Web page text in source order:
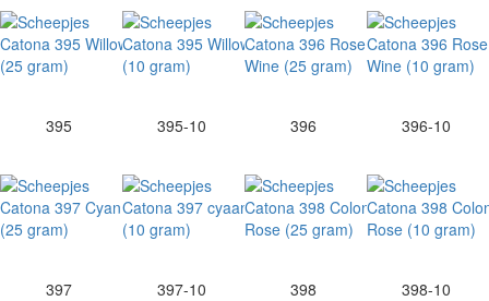
395 395-10 396 396-10
397 397-10 398 398-10